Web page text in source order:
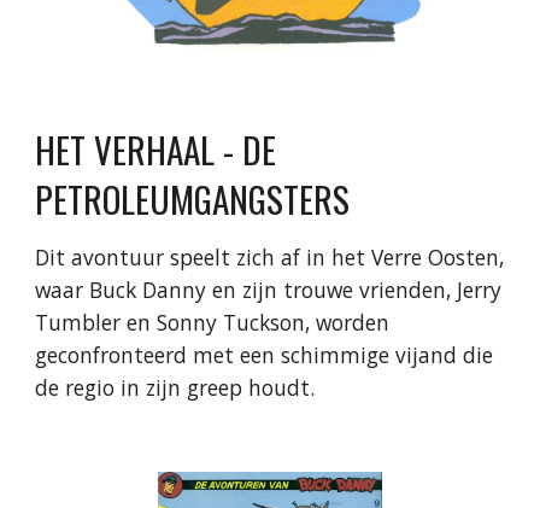
HET VERHAAL - DE
PETROLEUMGANGSTERS
Dit avontuur speelt zich af in het Verre Oosten,
waar Buck Danny en zijn trouwe vrienden, Jerry
Tumbler en Sonny Tuckson, worden
geconfronteerd met een schimmige vijand die
de regio in zijn greep houdt.